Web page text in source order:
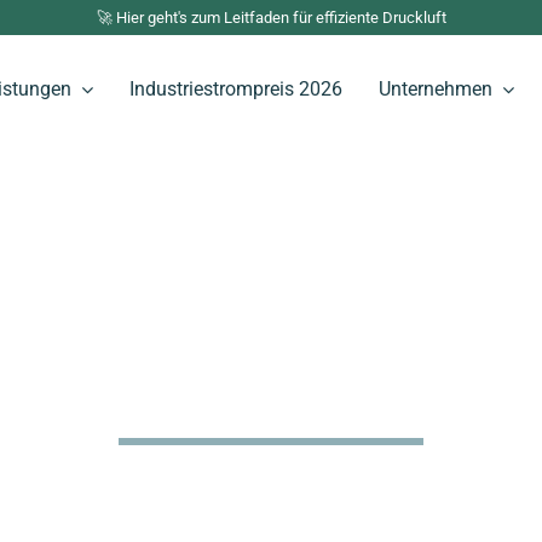
🚀 Hier geht's zum Leitfaden für effiziente Druckluft
Industriestrompreis 2026 Unternehmen